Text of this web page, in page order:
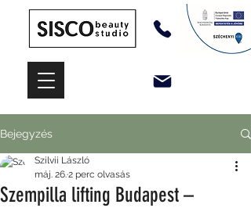
Bejegyzés
Szempilla lifting Budapest –
Szilvii László
máj. 26.2 perc olvasás